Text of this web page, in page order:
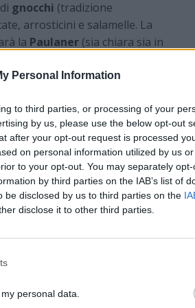
Personal Information
to third parties, or processing of your
by us, please use the below opt-out
after your opt-out request is processed
on personal information utilized by us
to your opt-out. You may separately
by third parties on the IAB’s list of
be disclosed by us to third parties on the
disclose it to other third parties.
personal data.
gnocchi (tradizione
arrosticini e salamelle. La
la Paulaner (sia chiara sia in
delle feste monacensi.
serate, lamusica dei The
dialettali lombarde e i
sui tavolicome avviene
i tendoni delle feste di
di maltempoperché la
Le serate inizieranno